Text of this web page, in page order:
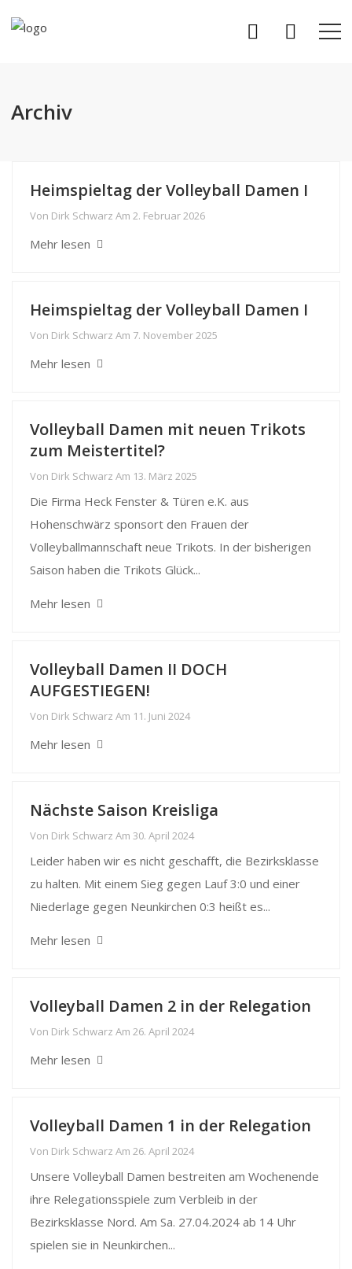
Archiv
Heimspieltag der Volleyball Damen I
Von Dirk Schwarz Am 2. Februar 2026
Mehr lesen
Heimspieltag der Volleyball Damen I
Von Dirk Schwarz Am 7. November 2025
Mehr lesen
Volleyball Damen mit neuen Trikots
zum Meistertitel?
Von Dirk Schwarz Am 13. März 2025
Die Firma Heck Fenster & Türen e.K. aus
Hohenschwärz sponsort den Frauen der
Volleyballmannschaft neue Trikots. In der bisherigen
Saison haben die Trikots Glück...
Mehr lesen
Volleyball Damen II DOCH
AUFGESTIEGEN!
Von Dirk Schwarz Am 11. Juni 2024
Mehr lesen
Nächste Saison Kreisliga
Von Dirk Schwarz Am 30. April 2024
Leider haben wir es nicht geschafft, die Bezirksklasse
zu halten. Mit einem Sieg gegen Lauf 3:0 und einer
Niederlage gegen Neunkirchen 0:3 heißt es...
Mehr lesen
Volleyball Damen 2 in der Relegation
Von Dirk Schwarz Am 26. April 2024
Mehr lesen
Volleyball Damen 1 in der Relegation
Von Dirk Schwarz Am 26. April 2024
Unsere Volleyball Damen bestreiten am Wochenende
ihre Relegationsspiele zum Verbleib in der
Bezirksklasse Nord. Am Sa. 27.04.2024 ab 14 Uhr
spielen sie in Neunkirchen...